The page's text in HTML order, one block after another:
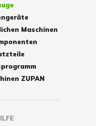
Maschinen
ZUPAN